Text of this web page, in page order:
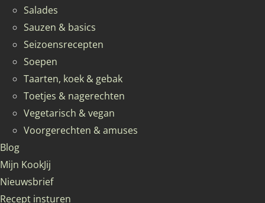
Salades
Sauzen & basics
Seizoensrecepten
Soepen
Taarten, koek & gebak
Toetjes & nagerechten
Vegetarisch & vegan
Voorgerechten & amuses
Blog
Mijn KookJij
Nieuwsbrief
Recept insturen